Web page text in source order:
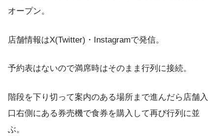
オープン。
店舗情報はX(Twitter)・Instagramで発信。
予約表はないので満席時はそのまま行列に接続。
階段を下り切って案内のある場所まで進んだら店舗入
口右側にある券売機で食券を購入して再び行列に並
ぶ。